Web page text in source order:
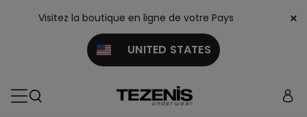
Visitez la boutique en ligne de votre Pays
UNITED STATES
×